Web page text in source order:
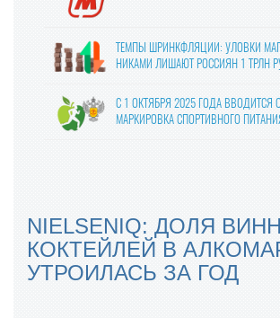
ТЕМПЫ ШРИНКФЛЯЦИИ: УЛОВКИ
НИКАМИ ЛИШАЮТ РОССИЯН 1 ТРЛН
С 1 ОКТЯБРЯ 2025 ГОДА ВВОДИТСЯ
МАРКИРОВКА СПОРТИВНОГО
МОЛОКО В КАЖДОМ ВОСЬМОМ ЧЕКЕ:
ОТМЕЧАЕТ РОСТ ПРОДАЖ МОЛОЧНОЙ
ПРОДАЖИ ГОТОВОЙ ЕДЫ В КРУПНЫХ
NIELSENIQ: ДОЛЯ
КОКТЕЙЛЕЙ В
УТРОИЛАСЬ ЗА ГОД